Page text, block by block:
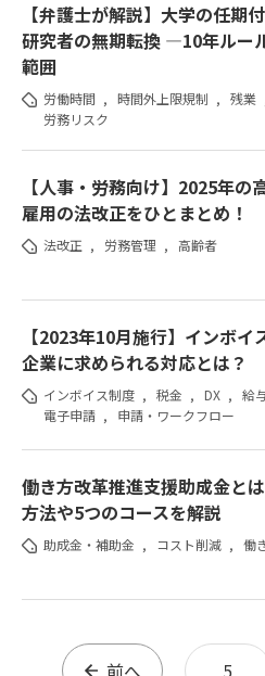
【弁護士が解説】大学の任期
研究者の無期転換 ―10年ルー
範囲
労働時間 , 時間外上限規制 , 残業
労務リスク
【人事・労務向け】2025年の
雇用の法改正をひとまとめ！
法改正 , 労務管理 , 高齢者
【2023年10月施行】インボイ
企業に求められる対応とは？
インボイス制度 , 税金 , DX , 給
電子申請 , 申請・ワークフロー
働き方改革推進支援助成金と
方法や5つのコースを解説
助成金・補助金 , コスト削減 , 働